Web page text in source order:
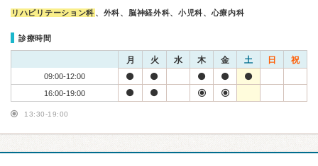
リハビリテーション科 、外科、脳神経外科、小児科、心療内科
診療時間
月 火 水 木 金 土 日 祝
09:00-12:00
16:00-19:00
13:30-19:00